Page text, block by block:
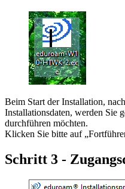
Beim Start der Installation,
Installationsdaten, werden Sie
durchführen möchten.
Klicken Sie bitte auf
Schritt 3 -